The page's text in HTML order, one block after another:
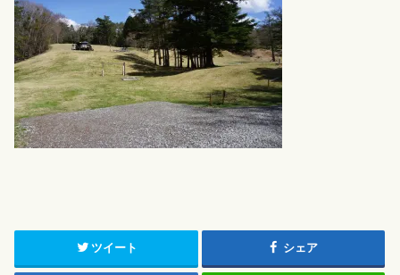
ツイート シェア